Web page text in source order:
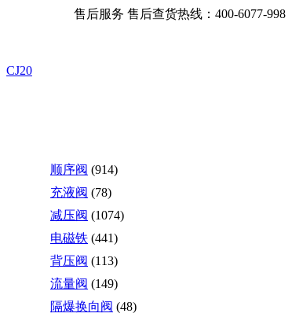
售后服务 售后查货热线：400-6077-998
CJ20
顺序阀 (914)
充液阀 (78)
减压阀 (1074)
电磁铁 (441)
背压阀 (113)
流量阀 (149)
隔爆换向阀 (48)